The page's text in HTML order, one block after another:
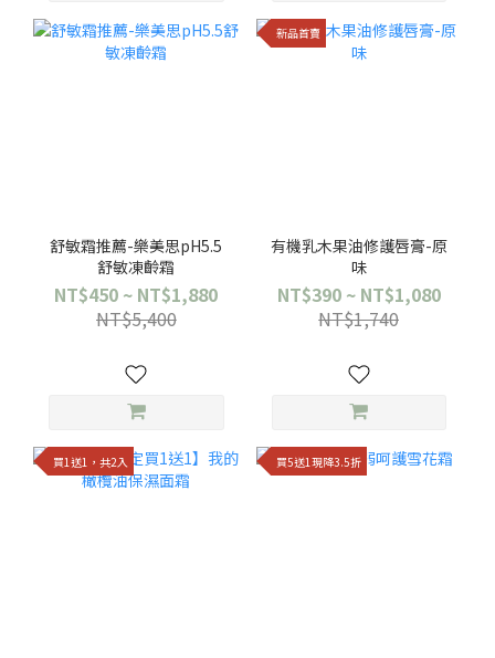
舒敏霜推薦-樂美思pH5.5
舒敏凍齡霜
NT$450 ~ NT$1,880
NT$5,400
新品首賣
有機乳木果油修護唇膏-原
味
NT$390 ~ NT$1,080
NT$1,740
買1送1，共2入 買5送1現降3.5折